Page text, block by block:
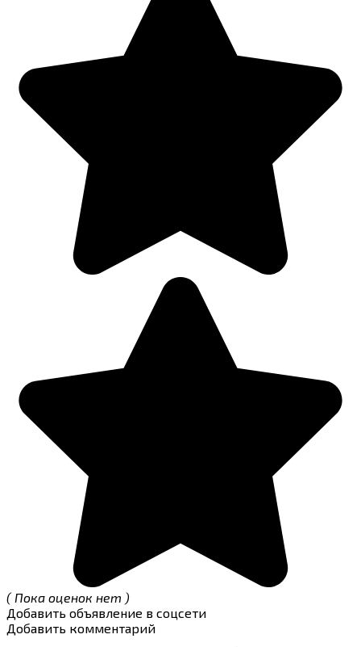
( Пока оценок нет )
Добавить объявление в соцсети
Добавить комментарий